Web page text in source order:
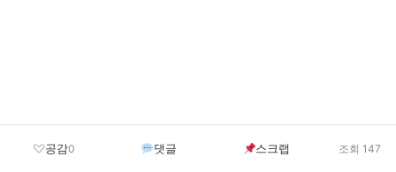
공감0 댓글 스크랩 조회 147